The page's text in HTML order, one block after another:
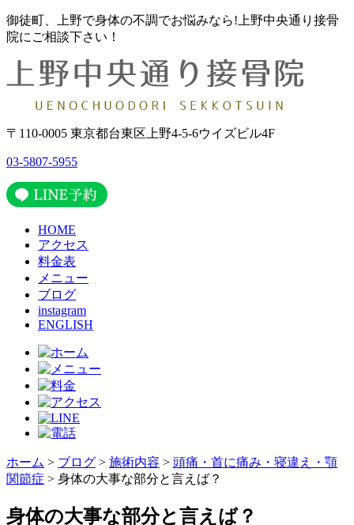
御徒町、上野で身体の不調でお悩みなら!上野中央通り接骨
院にご相談下さい！
〒110-0005 東京都台東区上野4-5-6ウイズビル4F
03-5807-5955
HOME
アクセス
料金表
メニュー
ブログ
instagram
ENGLISH
ホーム > ブログ > 施術内容 > 頭痛・首に痛み・寝違え・顎
関節症 > 身体の大事な部分と言えば？
身体の大事な部分と言えば？